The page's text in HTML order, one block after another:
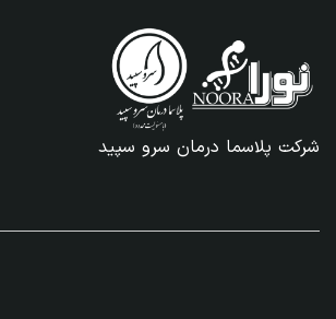
شرکت پلاسما درمان سرو سپید